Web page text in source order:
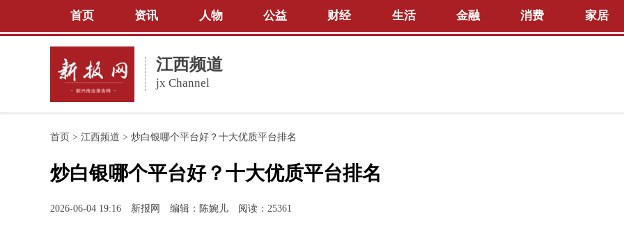
首页 资讯 人物 公益 财经 生活 金融 消费 家居
江西频道
jx Channel
首页 > 江西频道 > 炒白银哪个平台好？十大优质平台排名
炒白银哪个平台好？十大优质平台排名
2026-06-04 19:16 新报网 编辑：陈婉儿 阅读：25361